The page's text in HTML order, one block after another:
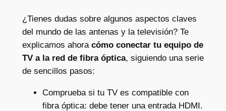
¿Tienes dudas sobre algunos aspectos claves
del mundo de las antenas y la televisión? Te
explicamos ahora cómo conectar tu equipo de
TV a la red de fibra óptica, siguiendo una serie
de sencillos pasos:
Comprueba si tu TV es compatible con
fibra óptica: debe tener una entrada HDMI.